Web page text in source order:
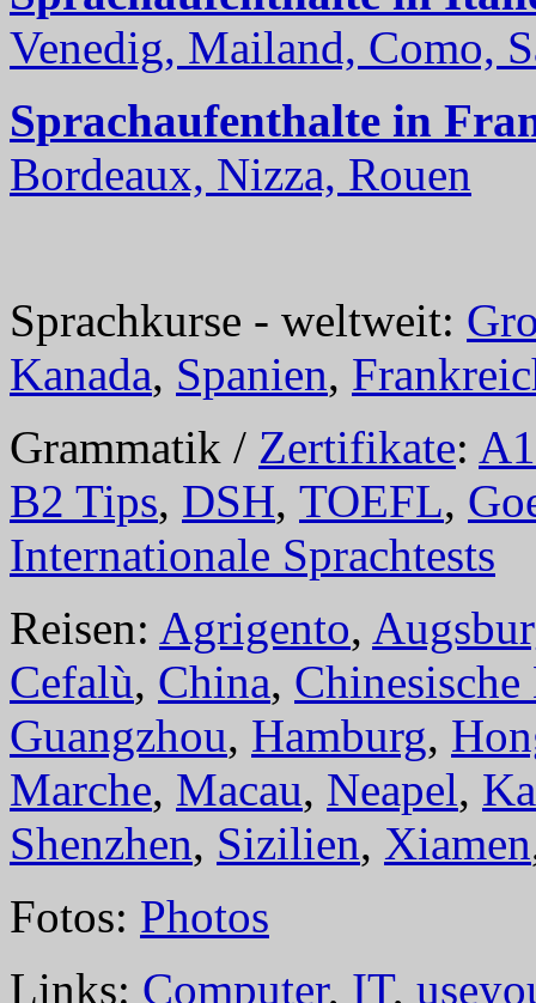
Venedig, Mailand, Como,
Sprachaufenthalte in
Bordeaux, Nizza, Rouen
Sprachkurse - weltweit:
Kanada, Spanien,
Grammatik / Zertifikate: A1
B2 Tips, DSH, TOEFL,
Internationale Sprachtests
Reisen: Agrigento,
Cefalù, China, Chinesische
Guangzhou, Hamburg,
Marche, Macau, Neapel,
Shenzhen, Sizilien, Xiamen
Fotos: Photos
Links: Computer, IT,